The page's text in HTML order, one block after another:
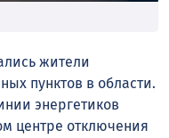
жители
пунктов в области.
энергетиков
центре отключения